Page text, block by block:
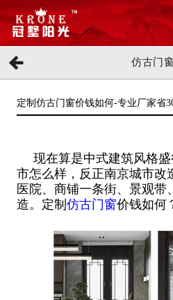
仿古门
定制仿古门窗价钱如何-专业厂家省
现在算是中式建筑风格
市怎么样，反正南京城市改
医院、商铺一条街、景观带
造。定制 仿古门窗价钱如何